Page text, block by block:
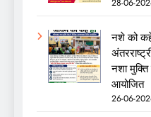
28-06-
नशे को
नशा
आयोजित
26-06-